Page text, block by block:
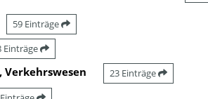
59 Einträge
Einträge
23 Einträge